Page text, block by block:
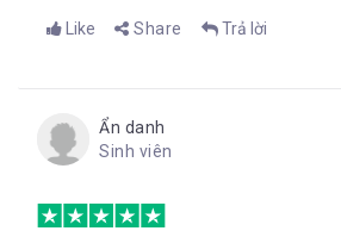
Like Share Trả lời
Ẩn danh
Sinh viên